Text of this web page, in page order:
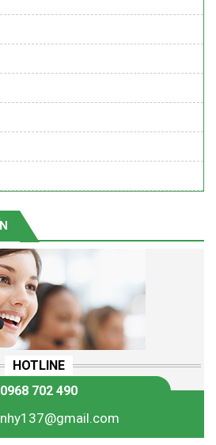
HOTLINE
0968 702 490